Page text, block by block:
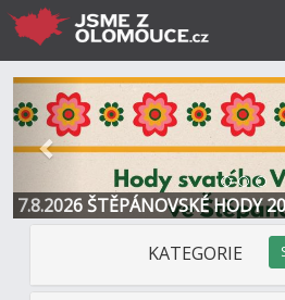
7.8.2026 ŠTĚPÁNOVSKÉ HODY
Předchozí
KATEGORIE